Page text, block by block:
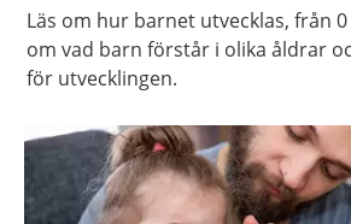
Läs om hur barnet utvecklas, från
om vad barn förstår i olika åldrar
för utvecklingen.